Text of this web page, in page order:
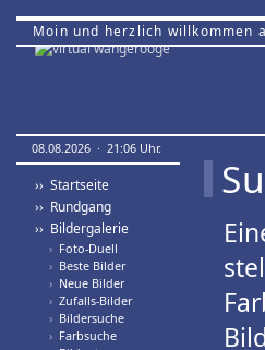
Moin und herzlich willkommen
08.08.2026 · 21:06 Uhr.
›› Startseite
›› Rundgang
›› Bildergalerie
› Foto-Duell
› Beste Bilder
› Neue Bilder
› Zufalls-Bilder
› Bildersuche
› Farbsuche